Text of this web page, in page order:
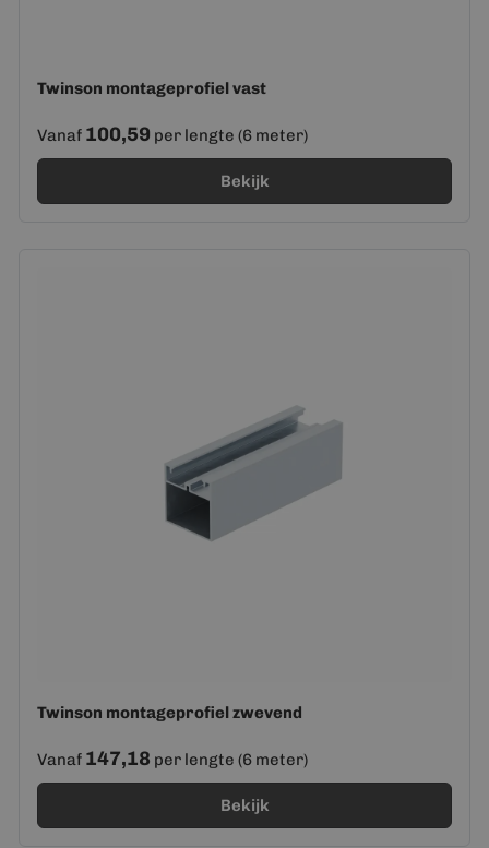
Twinson montageprofiel vast
Vanaf 100,59 per lengte (6 meter)
Bekijk
Twinson montageprofiel zwevend
Vanaf 147,18 per lengte (6 meter)
Bekijk